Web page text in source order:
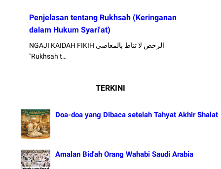
Penjelasan tentang Rukhsah (Keringanan
dalam Hukum Syari'at)
NGAJI KAIDAH FIKIH الرخص لا تناط بالمعاصي
"Rukhsah t…
TERKINI
Doa-doa yang Dibaca setelah Tahyat Akhir Shalat
Amalan Bid'ah Orang Wahabi Saudi Arabia